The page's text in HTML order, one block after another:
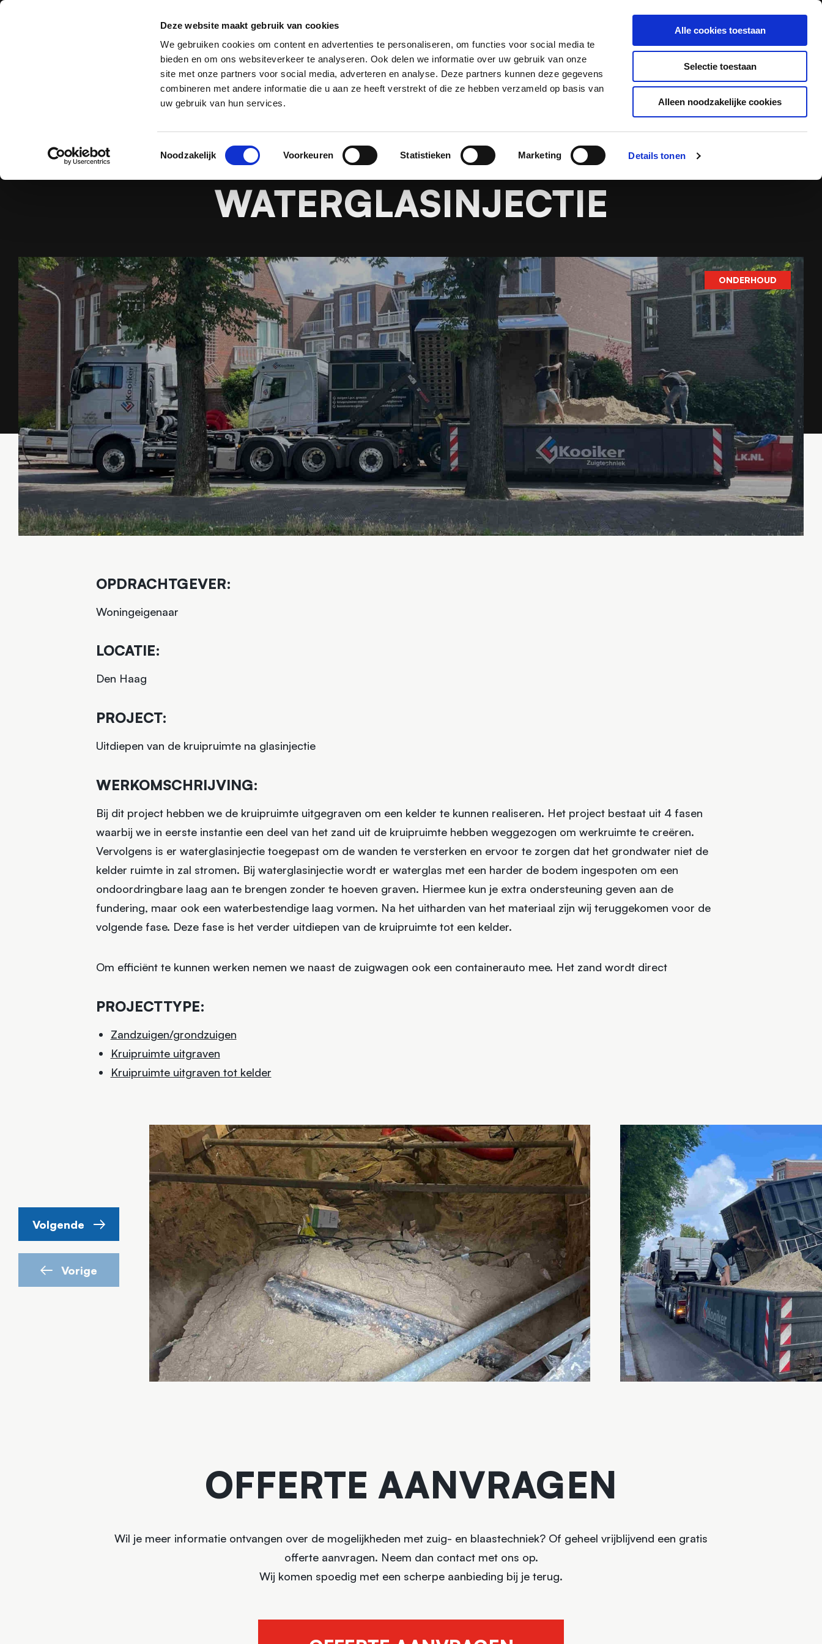
Deze website maakt gebruik van cookies
We gebruiken cookies om content en advertenties te personaliseren, om functies voor social media te
bieden en om ons websiteverkeer te analyseren. Ook delen we informatie over uw gebruik van onze
site met onze partners voor social media, adverteren en analyse. Deze partners kunnen deze gegevens
combineren met andere informatie die u aan ze heeft verstrekt of die ze hebben verzameld op basis van
uw gebruik van hun services.
Toestemmingsselectie
Noodzakelijk Voorkeuren Statistieken Marketing Details tonen
Alle cookies toestaan
Selectie toestaan
Alleen noodzakelijke cookies
Offerte aanvragen
KRUIPRUIMTE UITDIEPEN NA
WATERGLASINJECTIE
ONDERHOUD
OPDRACHTGEVER:
Woningeigenaar
LOCATIE:
Den Haag
PROJECT:
Uitdiepen van de kruipruimte na glasinjectie
WERKOMSCHRIJVING:
Bij dit project hebben we de kruipruimte uitgegraven om een kelder te kunnen realiseren. Het project bestaat uit 4 fasen
waarbij we in eerste instantie een deel van het zand uit de kruipruimte hebben weggezogen om werkruimte te creëren.
Vervolgens is er waterglasinjectie toegepast om de wanden te versterken en ervoor te zorgen dat het grondwater niet de
kelder ruimte in zal stromen. Bij waterglasinjectie wordt er waterglas met een harder de bodem ingespoten om een
ondoordringbare laag aan te brengen zonder te hoeven graven. Hiermee kun je extra ondersteuning geven aan de
fundering, maar ook een waterbestendige laag vormen. Na het uitharden van het materiaal zijn wij teruggekomen voor de
volgende fase. Deze fase is het verder uitdiepen van de kruipruimte tot een kelder.
Om efficiënt te kunnen werken nemen we naast de zuigwagen ook een containerauto mee. Het zand wordt direct
PROJECTTYPE:
Zandzuigen/grondzuigen
Kruipruimte uitgraven
Kruipruimte uitgraven tot kelder
Volgende
Vorige
OFFERTE AANVRAGEN
Wil je meer informatie ontvangen over de mogelijkheden met zuig- en blaastechniek? Of geheel vrijblijvend een gratis
offerte aanvragen. Neem dan contact met ons op.
Wij komen spoedig met een scherpe aanbieding bij je terug.